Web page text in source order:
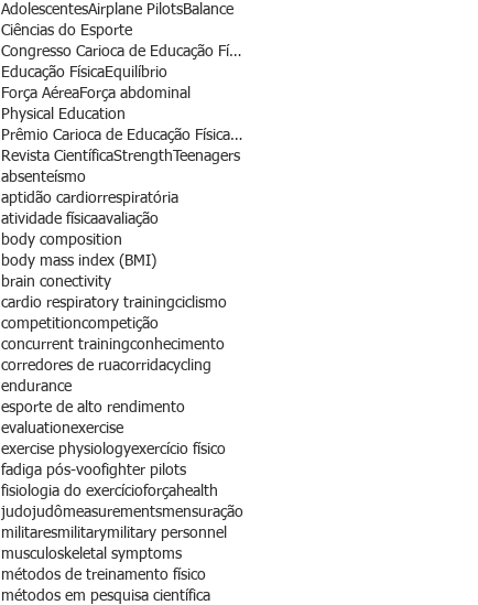
AdolescentesAirplane PilotsBalance
Ciências do Esporte
Congresso Carioca de Educação Física
Educação FísicaEquilíbrio
Força AéreaForça abdominal
Physical Education
Prêmio Carioca de Educação Física - Revista
Revista CientíficaStrengthTeenagers
absenteísmo
aptidão cardiorrespiratória
atividade físicaavaliação
body composition
body mass index (BMI)
brain conectivity
cardio respiratory trainingciclismo
competitioncompetição
concurrent trainingconhecimento
corredores de ruacorridacycling
endurance
esporte de alto rendimento
evaluationexercise
exercise physiologyexercício físico
fadiga pós-voofighter pilots
fisiologia do exercícioforçahealth
judojudômeasurementsmensuração
militaresmilitarymilitary personnel
musculoskeletal symptoms
métodos de treinamento físico
métodos em pesquisa científica